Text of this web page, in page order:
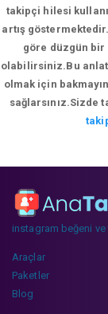
takipçi hilesi
artış
göre düzgün
olabilirsiniz.Bu
olmak için
sağlarsınız.Sizde
instagram beğeni
Araçlar
Paketler
Blog